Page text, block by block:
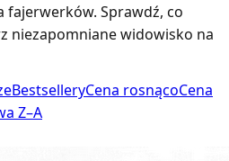
fajerwerków. Sprawdź, co
niezapomniane widowisko na
BestselleryCena rosnącoCena
Z–A